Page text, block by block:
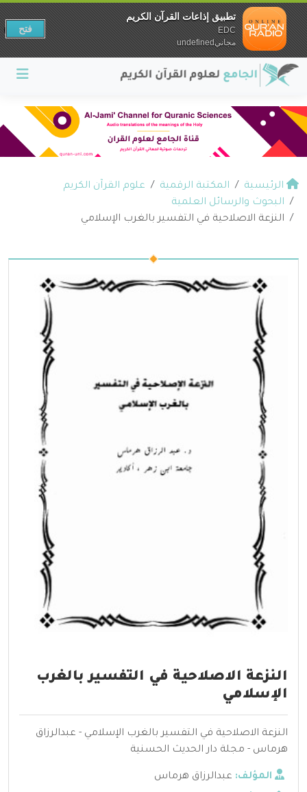
الرئيسية المكتبة الرقمية
علوم القرآن الكريم
البحوث والرسائل العلمية
النزعة الاصلاحية في التفسير بالغرب الإسلامي
النزعة الاصلاحية في التفسير بالغرب
الإسلامي
النزعة الاصلاحية في التفسير بالغرب الإسلامي - عبدالرزاق
هرماس - مجلة دار الحديث الحسنية
المؤلف: عبدالرزاق هرماس
تطبيق إذاعات القرآن الكريم
EDC
مجانيundefined
فتح